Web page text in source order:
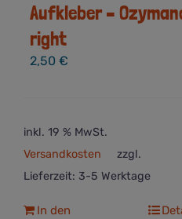
Aufkleber –
right
2,50 €
inkl. 19 % MwSt.
zzgl.
Versandkosten
Lieferzeit: 3-5 Werktage
In den